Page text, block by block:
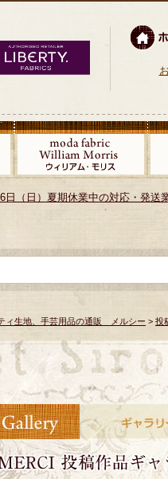
日（日）夏期休業中の対応・発送
ィ生地、手芸用品の通販 メルシー > 投